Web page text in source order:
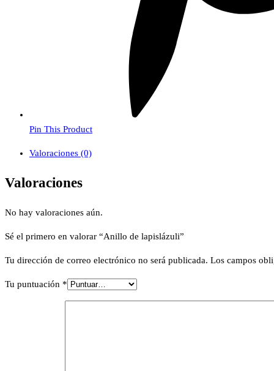
Pin This Product
Valoraciones (0)
Valoraciones
No hay valoraciones aún.
Sé el primero en valorar “Anillo de lapislázuli”
Tu dirección de correo electrónico no será publicada. Los campos
Tu puntuación *